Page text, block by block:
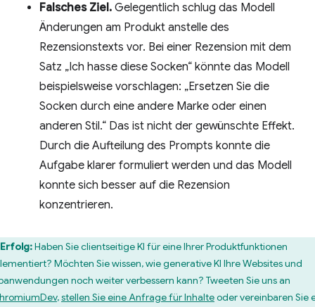
Falsches Ziel. Gelegentlich schlug das Modell
Änderungen am Produkt anstelle des
Rezensionstexts vor. Bei einer Rezension mit dem
Satz „Ich hasse diese Socken“ könnte das Modell
beispielsweise vorschlagen: „Ersetzen Sie die
Socken durch eine andere Marke oder einen
anderen Stil.“ Das ist nicht der gewünschte Effekt.
Durch die Aufteilung des Prompts konnte die
Aufgabe klarer formuliert werden und das Modell
konnte sich besser auf die Rezension
konzentrieren.
Erfolg:Haben Sie clientseitige KI für eine Ihrer Produktfunktionen
Möchten Sie wissen, wie generative KI Ihre Websites und
noch weiter verbessern kann? Tweeten Sie uns an
,stellen Sie eine Anfrage für Inhalteoder vereinbaren Sie